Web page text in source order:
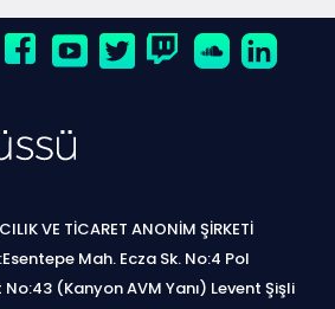
VE TİCARET ANONİM ŞİRKETİ
Mah. Ecza Sk. No:4 Pol
(Kanyon AVM Yanı) Levent Şişli